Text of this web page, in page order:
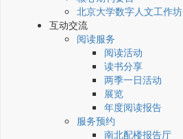
北京大学数字人文工作坊
互动交流
阅读服务
阅读活动
读书分享
两季一日活动
展览
年度阅读报告
服务预约
南北配楼报告厅